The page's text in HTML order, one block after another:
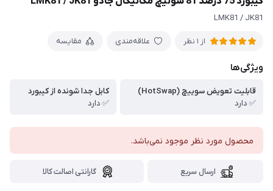
LMK81 / JK81
از 1 نظر علاقه‌مندی مقایسه
ویژگی‌ها
قابلیت تعویض سوییچ (HotSwap)
✅ دارد
کابل جدا شونده از کیبورد
✅ دارد
محصول مورد نظر موجود نمی‌باشد.
ارسال سریع گارانتی اصالت کالا